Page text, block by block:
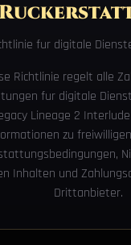
fur digitale
Richtlinie regelt alle
fur digitale
Lineage 2
zu
Inhalten und
Drittanbieter.